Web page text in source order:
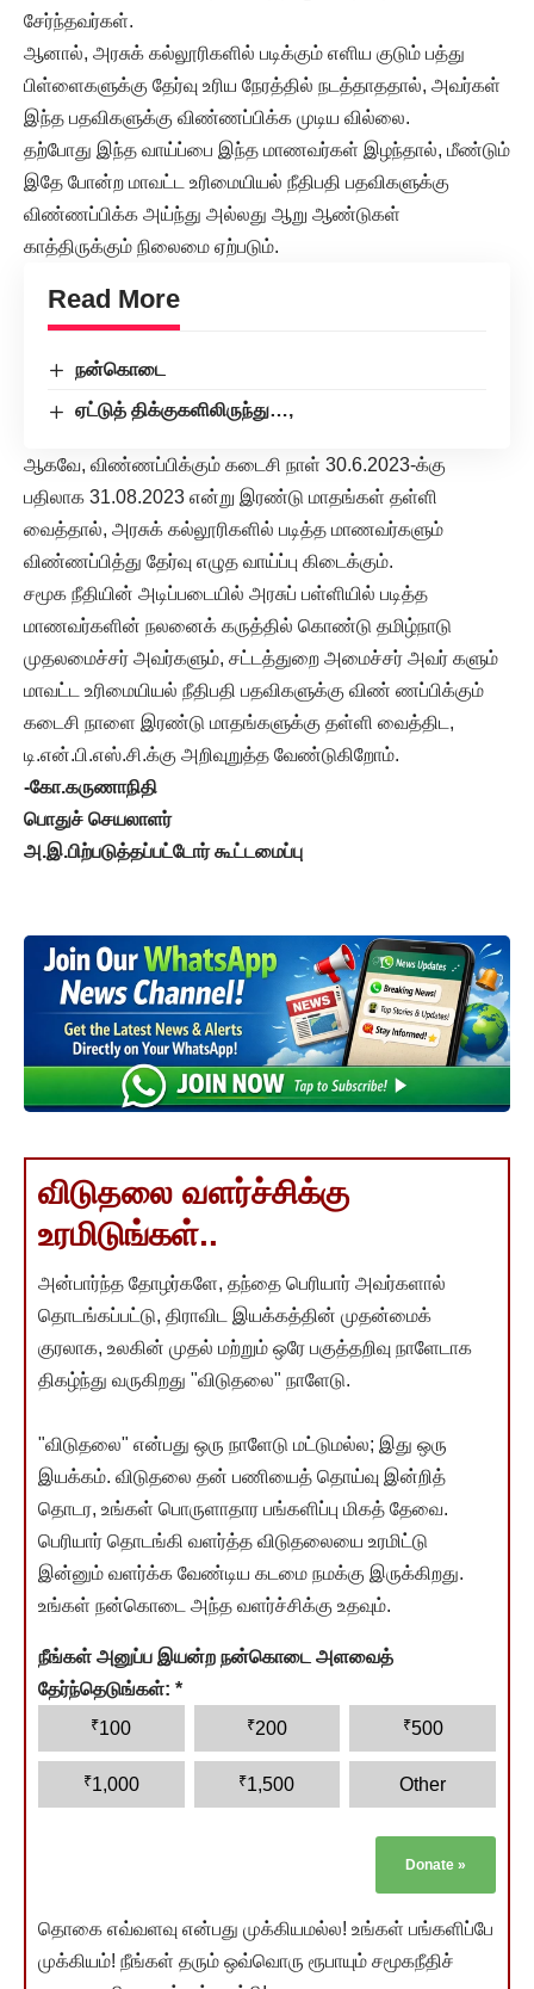
சேர்ந்தவர்கள்.
ஆனால், அரசுக் கல்லூரிகளில் படிக்கும் எளிய குடும் பத்து
பிள்ளைகளுக்கு தேர்வு உரிய நேரத்தில் நடத்தாததால், அவர்கள்
இந்த பதவிகளுக்கு விண்ணப்பிக்க முடிய வில்லை.
தற்போது இந்த வாய்ப்பை இந்த மாணவர்கள் இழந்தால், மீண்டும்
இதே போன்ற மாவட்ட உரிமையியல் நீதிபதி பதவிகளுக்கு
விண்ணப்பிக்க அய்ந்து அல்லது ஆறு ஆண்டுகள்
காத்திருக்கும் நிலைமை ஏற்படும்.
Read More
நன்கொடை
ஏட்டுத் திக்குகளிலிருந்து…,
ஆகவே, விண்ணப்பிக்கும் கடைசி நாள் 30.6.2023-க்கு
பதிலாக 31.08.2023 என்று இரண்டு மாதங்கள் தள்ளி
வைத்தால், அரசுக் கல்லூரிகளில் படித்த மாணவர்களும்
விண்ணப்பித்து தேர்வு எழுத வாய்ப்பு கிடைக்கும்.
சமூக நீதியின் அடிப்படையில் அரசுப் பள்ளியில் படித்த
மாணவர்களின் நலனைக் கருத்தில் கொண்டு தமிழ்நாடு
முதலமைச்சர் அவர்களும், சட்டத்துறை அமைச்சர் அவர் களும்
மாவட்ட உரிமையியல் நீதிபதி பதவிகளுக்கு விண் ணப்பிக்கும்
கடைசி நாளை இரண்டு மாதங்களுக்கு தள்ளி வைத்திட,
டி.என்.பி.எஸ்.சி.க்கு அறிவுறுத்த வேண்டுகிறோம்.
-கோ.கருணாநிதி
பொதுச் செயலாளர்
அ.இ.பிற்படுத்தப்பட்டோர் கூட்டமைப்பு
விடுதலை வளர்ச்சிக்கு
உரமிடுங்கள்..
அன்பார்ந்த தோழர்களே, தந்தை பெரியார் அவர்களால்
தொடங்கப்பட்டு, திராவிட இயக்கத்தின் முதன்மைக்
குரலாக, உலகின் முதல் மற்றும் ஒரே பகுத்தறிவு நாளேடாக
திகழ்ந்து வருகிறது "விடுதலை" நாளேடு.
"விடுதலை" என்பது ஒரு நாளேடு மட்டுமல்ல; இது ஒரு
இயக்கம். விடுதலை தன் பணியைத் தொய்வு இன்றித்
தொடர, உங்கள் பொருளாதார பங்களிப்பு மிகத் தேவை.
பெரியார் தொடங்கி வளர்த்த விடுதலையை உரமிட்டு
இன்னும் வளர்க்க வேண்டிய கடமை நமக்கு இருக்கிறது.
உங்கள் நன்கொடை அந்த வளர்ச்சிக்கு உதவும்.
நீங்கள் அனுப்ப இயன்ற நன்கொடை அளவைத்
தேர்ந்தெடுங்கள்: *
₹100 ₹200 ₹500
₹1,000 ₹1,500 Other
Donate »
தொகை எவ்வளவு என்பது முக்கியமல்ல! உங்கள் பங்களிப்பே
முக்கியம்! நீங்கள் தரும் ஒவ்வொரு ரூபாயும் சமூகநீதிச்